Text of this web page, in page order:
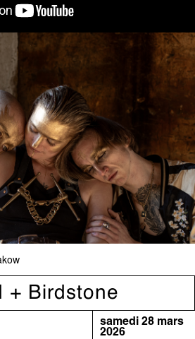
+ Birdstone
samedi 28 mars
2026